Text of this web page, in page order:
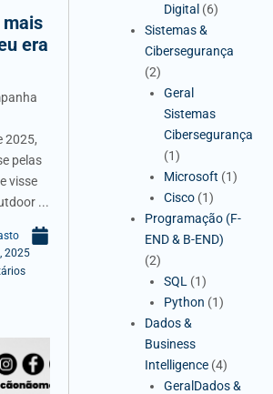
mais
era
2025,
pelas
visse
...
2025
Digital (6)
Sistemas &
Cibersegurança
(2)
Geral
Sistemas
Cibersegurança
(1)
Microsoft (1)
Cisco (1)
Programação (F-
END & B-END)
(2)
SQL (1)
Python (1)
Dados &
Business
Intelligence (4)
GeralDados &